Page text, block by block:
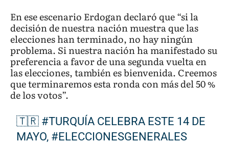
En ese escenario Erdogan declaró que “si la
decisión de nuestra nación muestra que las
elecciones han terminado, no hay ningún
problema. Si nuestra nación ha manifestado su
preferencia a favor de una segunda vuelta en
las elecciones, también es bienvenida. Creemos
que terminaremos esta ronda con más del 50 %
de los votos”.
🇹🇷 #TURQUÍA CELEBRA ESTE 14 DE
MAYO, #ELECCIONESGENERALES